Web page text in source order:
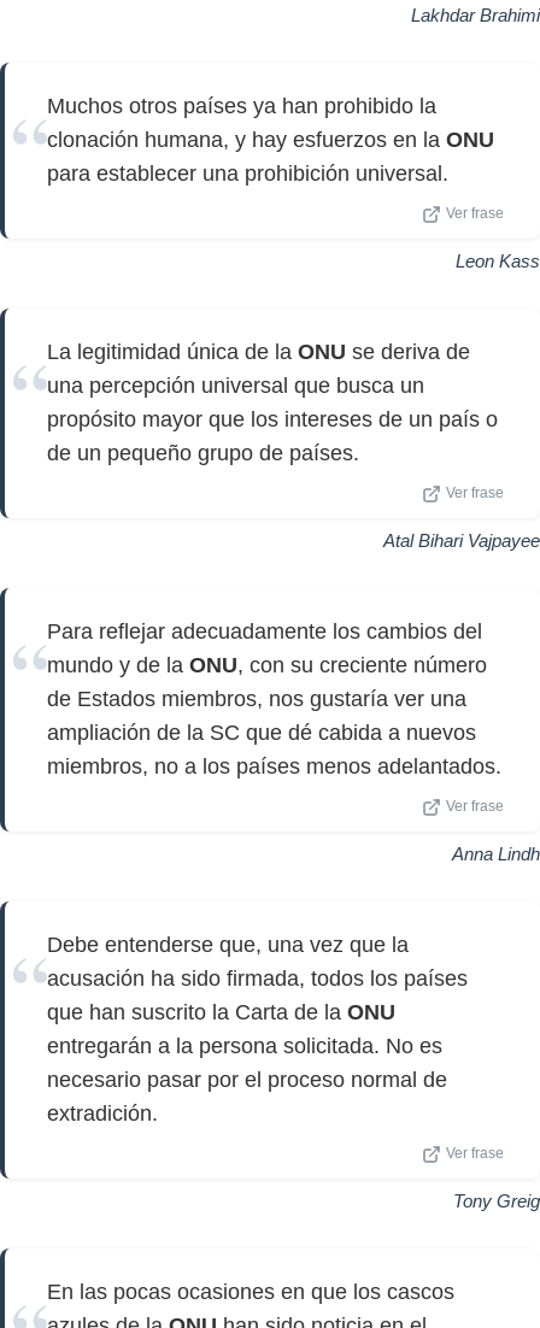
Lakhdar Brahimi
Muchos otros países ya han prohibido la
clonación humana, y hay esfuerzos en la ONU
para establecer una prohibición universal.
Ver frase
Leon Kass
La legitimidad única de la ONU se deriva de
una percepción universal que busca un
propósito mayor que los intereses de un país o
de un pequeño grupo de países.
Ver frase
Atal Bihari Vajpayee
Para reflejar adecuadamente los cambios del
mundo y de la ONU, con su creciente número
de Estados miembros, nos gustaría ver una
ampliación de la SC que dé cabida a nuevos
miembros, no a los países menos adelantados.
Ver frase
Anna Lindh
Debe entenderse que, una vez que la
acusación ha sido firmada, todos los países
que han suscrito la Carta de la ONU
entregarán a la persona solicitada. No es
necesario pasar por el proceso normal de
extradición.
Ver frase
Tony Greig
En las pocas ocasiones en que los cascos